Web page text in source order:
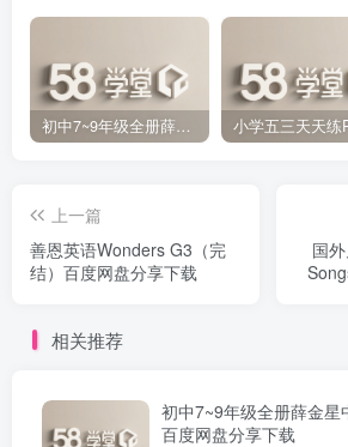
初中7~9年级全册薛金星中学教材全解PDF 百度网盘分享下载
上一篇
善恩英语Wonders G3（完
结）百度网盘分享下载
国
相关推荐
初中7~9年级全册薛金星
百度网盘分享下载